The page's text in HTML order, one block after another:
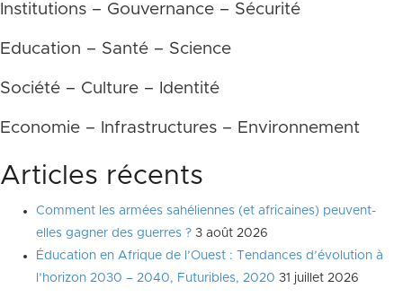
Institutions – Gouvernance – Sécurité
Education – Santé – Science
Société – Culture – Identité
Economie – Infrastructures – Environnement
Articles récents
Comment les armées sahéliennes (et africaines) peuvent-
elles gagner des guerres ? 3 août 2026
Éducation en Afrique de l’Ouest : Tendances d’évolution à
l’horizon 2030 – 2040, Futuribles, 2020 31 juillet 2026